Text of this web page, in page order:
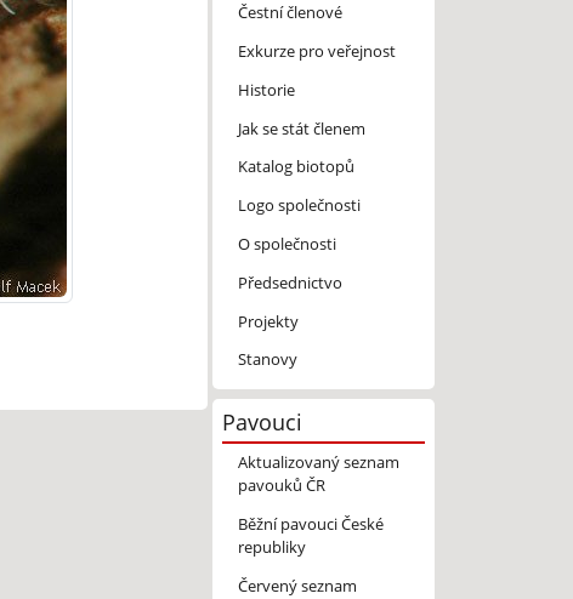
Čestní členové
Exkurze pro veřejnost
Historie
Jak se stát členem
Katalog biotopů
Logo společnosti
O společnosti
Předsednictvo
Projekty
Stanovy
Pavouci
Aktualizovaný seznam
pavouků ČR
Běžní pavouci České
republiky
Červený seznam